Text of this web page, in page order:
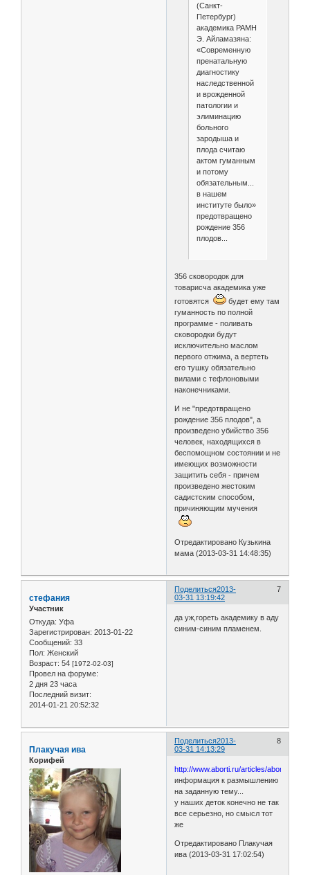
(Санкт-
Петербург)
академика РАМН
Э. Айламазяна:
«Современную
пренатальную
диагностику
наследственной
и врожденной
патологии и
элиминацию
больного
зародыша и
плода считаю
актом гуманным
и потому
обязательным...
в нашем
институте было»
предотвращено
рождение 356
плодов...
356 сковородок для
товарисча академика уже
готовятся
будет ему там
гуманность по полной
программе - поливать
сковородки будут
исключительно маслом
первого отжима, а вертеть
его тушку обязательно
вилами с тефлоновыми
наконечниками.
И не "предотвращено
рождение 356 плодов", а
произведено убийство 356
человек, находящихся в
беспомощном состоянии и не
имеющих возможности
защитить себя - причем
произведено жестоким
садистским способом,
причиняющим мучения
Отредактировано Кузькина
мама (2013-03-31 14:48:35)
Поделиться 7
2013-
03-31 13:19:42
стефания
Участник
Откуда: Уфа
Зарегистрирован: 2013-01-22
Сообщений: 33
Пол: Женский
Возраст: 54 [1972-02-03]
Провел на форуме:
2 дня 23 часа
Последний визит:
2014-01-21 20:52:32
да уж,гореть академику в аду
синим-синим пламенем.
Поделиться 8
2013-
03-31 14:13:29
Плакучая ива
Корифей
http://www.aborti.ru/articles/
информация к размышлению
на заданную тему...
у наших деток конечно не так
все серьезно, но смысл тот
же
Отредактировано Плакучая
ива (2013-03-31 17:02:54)